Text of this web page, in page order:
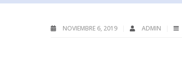
NOVIEMBRE 6, 2019 ADMIN